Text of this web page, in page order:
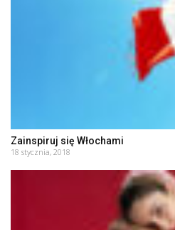
Zainspiruj się Włochami
18 stycznia, 2018